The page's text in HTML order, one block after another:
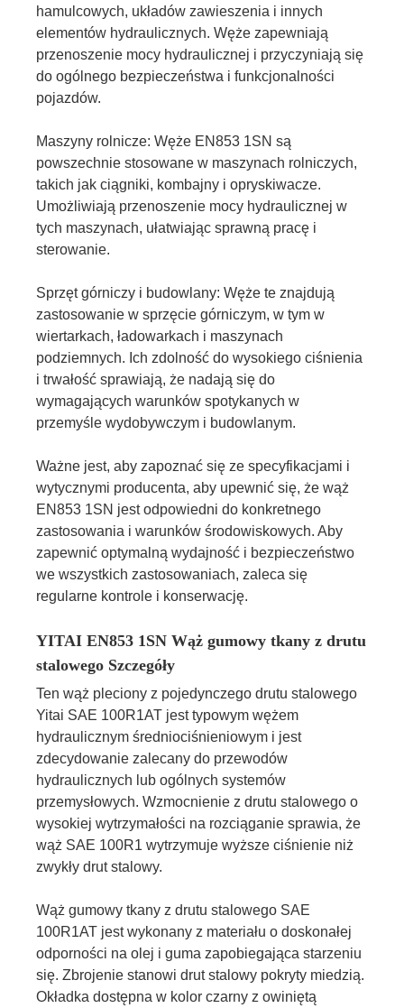
hamulcowych, układów zawieszenia i innych
elementów hydraulicznych. Węże zapewniają
przenoszenie mocy hydraulicznej i przyczyniają się
do ogólnego bezpieczeństwa i funkcjonalności
pojazdów.
Maszyny rolnicze: Węże EN853 1SN są
powszechnie stosowane w maszynach rolniczych,
takich jak ciągniki, kombajny i opryskiwacze.
Umożliwiają przenoszenie mocy hydraulicznej w
tych maszynach, ułatwiając sprawną pracę i
sterowanie.
Sprzęt górniczy i budowlany: Węże te znajdują
zastosowanie w sprzęcie górniczym, w tym w
wiertarkach, ładowarkach i maszynach
podziemnych. Ich zdolność do wysokiego ciśnienia
i trwałość sprawiają, że nadają się do
wymagających warunków spotykanych w
przemyśle wydobywczym i budowlanym.
Ważne jest, aby zapoznać się ze specyfikacjami i
wytycznymi producenta, aby upewnić się, że wąż
EN853 1SN jest odpowiedni do konkretnego
zastosowania i warunków środowiskowych. Aby
zapewnić optymalną wydajność i bezpieczeństwo
we wszystkich zastosowaniach, zaleca się
regularne kontrole i konserwację.
YITAI EN853 1SN Wąż gumowy tkany z drutu
stalowego Szczegóły
Ten wąż pleciony z pojedynczego drutu stalowego
Yitai SAE 100R1AT jest typowym wężem
hydraulicznym średniociśnieniowym i jest
zdecydowanie zalecany do przewodów
hydraulicznych lub ogólnych systemów
przemysłowych. Wzmocnienie z drutu stalowego o
wysokiej wytrzymałości na rozciąganie sprawia, że ​​
wąż SAE 100R1 wytrzymuje wyższe ciśnienie niż
zwykły drut stalowy.
Wąż gumowy tkany z drutu stalowego SAE
100R1AT jest wykonany z materiału o doskonałej
odporności na olej i guma zapobiegająca starzeniu
się. Zbrojenie stanowi drut stalowy pokryty miedzią.
Okładka dostępna w kolor czarny z owiniętą